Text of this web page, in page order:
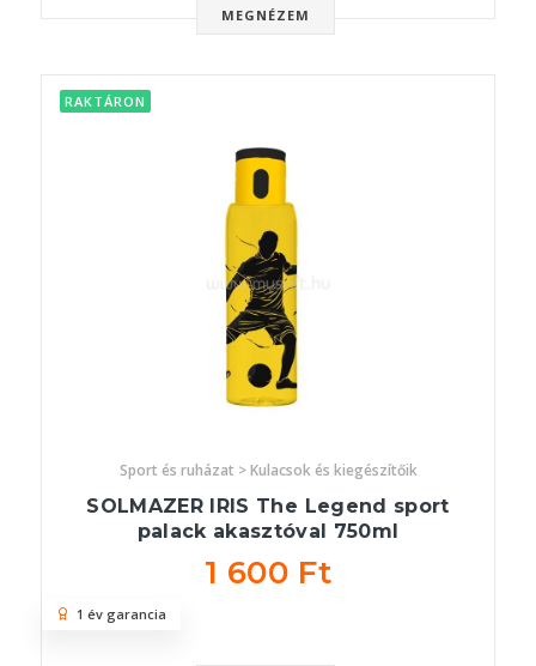
MEGNÉZEM
RAKTÁRON
Sport és ruházat > Kulacsok és kiegészítőik
SOLMAZER IRIS The Legend sport
palack akasztóval 750ml
1 600 Ft
1 év garancia